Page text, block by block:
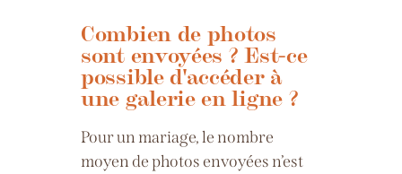
Combien de photos
sont envoyées ? Est-ce
possible d'accéder à
une galerie en ligne ?
Pour un mariage, le nombre
moyen de photos envoyées n’est